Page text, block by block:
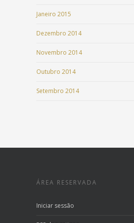
Janeiro 2015
Dezembro 2014
Novembro 2014
Outubro 2014
Setembro 2014
ÁREA RESERVADA
Iniciar sessão